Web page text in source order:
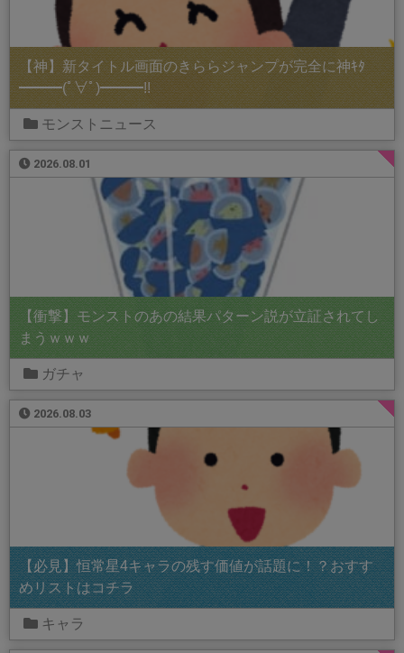
【神】新タイトル画面のきららジャンプが完全に神ｷﾀ
━━━(ﾟ∀ﾟ)━━━!!
モンストニュース
2026.08.01
【衝撃】モンストのあの結果パターン説が立証されてし
まうｗｗｗ
ガチャ
2026.08.03
【必見】恒常星4キャラの残す価値が話題に！？おすす
めリストはコチラ
キャラ